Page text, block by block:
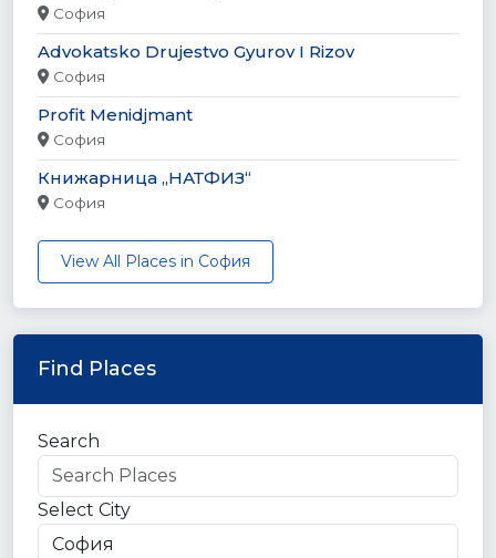
София
Advokatsko Drujestvo Gyurov I Rizov
София
Profit Menidjmant
София
Книжарница „НАТФИЗ“
София
View All Places in София
Find Places
Search
Select City